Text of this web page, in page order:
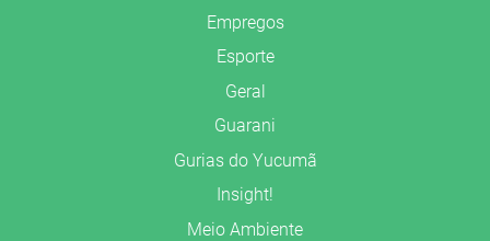
Empregos
Esporte
Geral
Guarani
Gurias do Yucumã
Insight!
Meio Ambiente